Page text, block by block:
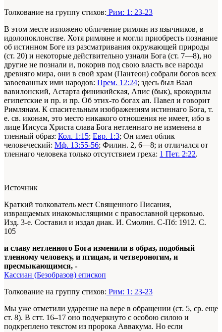
Толкование на группу стихов: Рим: 1: 23-23
В этом месте изложено обличение римлян из язычников, в
идолопоклонстве. Хотя римляне и могли приобресть познание
об истинном Боге из разсматривания окружающей природы
(ст. 20) и некоторые действительно узнали Бога (ст. 7—8), но
другие не познали и, покорив под свою власть все народы
древняго мира, они в свой храм (Пантеон) собрали богов всех
завоеванных ими народов: Прем. 12:24; здесь был Ваал
вавилонский, Астарта финикийская, Апис (бык), крокодилы
египетские и пр. и пр. Об этих-то богах ап. Павел и говорит
Римлянам. К спасительным изображениям истиннаго Бога, т.
е. св. иконам, это место никакого отношения не имеет, ибо в
лице Иисуса Христа слава Бога нетленнаго не изменена в
тленный образ: Кол. 1:15; Евр. 1:3; Он имел облик
человеческий: Мф. 13:55-56; Филин. 2, 6—8; и отличался от
тленнаго человека только отсутствием греха: 1 Пет. 2:22.
Источник
Краткий толкователь мест Священного Писания,
извращаемых инакомыслящими с православной церковью.
Изд. 3-е. Составил и издал диак. И. Смолин. С-Пб: 1912. С.
105
и славу нетленного Бога изменили в образ, подобный
тленному человеку, и птицам, и четвероногим, и
пресмыкающимся, -
Кассиан (Безобразов) епископ
Толкование на группу стихов: Рим: 1: 23-23
Мы уже отметили ударение на вере в обращении (ст. 5, ср. еще
ст. 8). В стт. 16–17 оно подчеркнуто с особою силою и
подкреплено текстом из пророка Аввакума. Но если